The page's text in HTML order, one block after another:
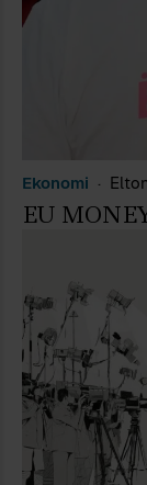
Ekonomi
EU